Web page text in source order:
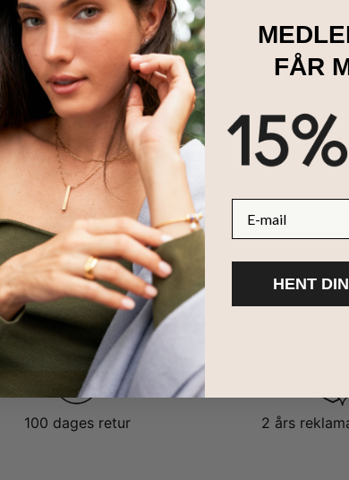
der repræsenterer dit stjernetegn. Vælg mellem 12
med personlig betydning og et elegant valg som
100 dages retur 2 års
FÅR
HENT